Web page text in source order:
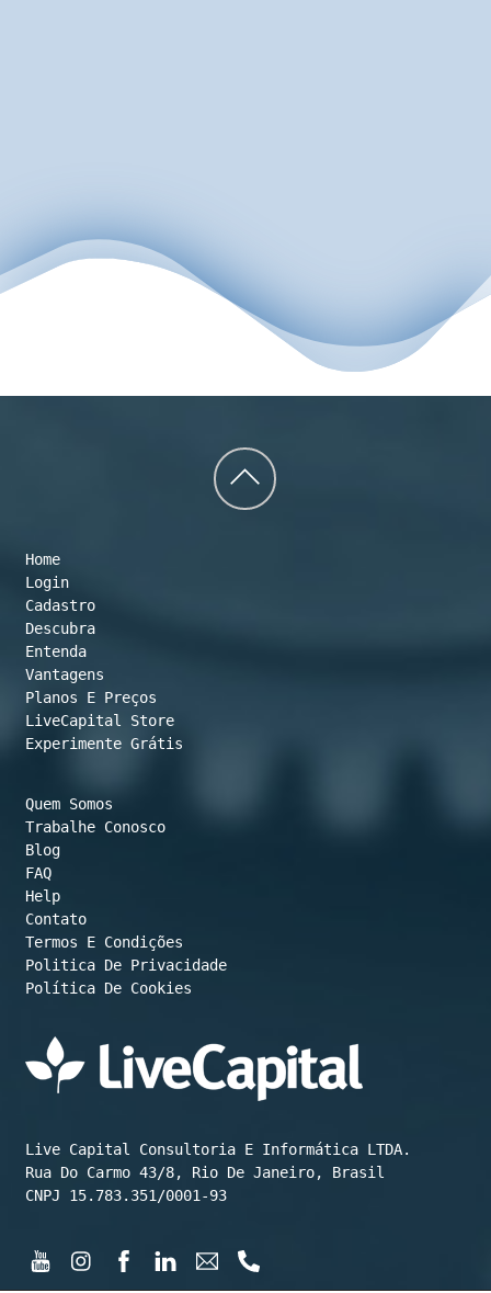
Back
Home
Login
Cadastro
Descubra
Entenda
Vantagens
Planos E Preços
LiveCapital Store
Experimente Grátis
Quem Somos
Trabalhe Conosco
Blog
FAQ
Help
Contato
Termos E Condições
Política De Cookies
Live Capital Consultoria E Informática LTDA.
Rua Do Carmo 43/8, Rio De Janeiro, Brasil
CNPJ 15.783.351/0001-93